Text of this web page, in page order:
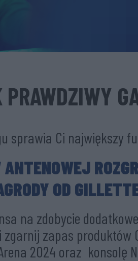
sprawia Ci największy
OD
na zdobycie
zapas produktów
2024 oraz konsolę